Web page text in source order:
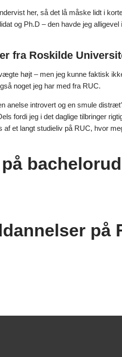
her, så det lå måske lidt i
og Ph.D – den havde jeg
fra Roskilde
højt – men jeg kunne faktisk
noget jeg har med fra RUC.
anelse introvert og en smule
fordi jeg i det daglige tilbringer
et langt studieliv på RUC, hvor
på